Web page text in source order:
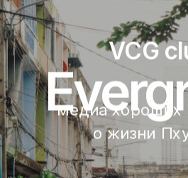
VCG
медиа хороших
о жизни